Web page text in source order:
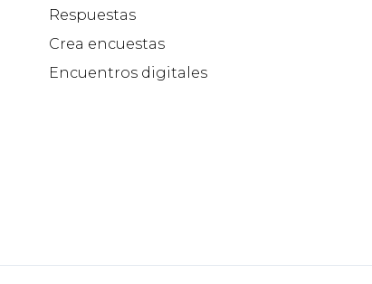
Respuestas
Crea encuestas
Encuentros digitales